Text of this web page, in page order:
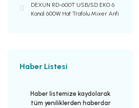
DEXUN RD-600T USB/SD EKO 6
Kanal 600W Hat Trafolu Mixer Anfi
Haber Listesi
Haber listemize kaydolarak
tüm yeniliklerden haberdar